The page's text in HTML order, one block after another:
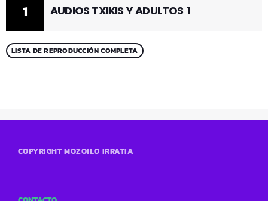
1 AUDIOS TXIKIS Y ADULTOS 1
LISTA DE REPRODUCCIÓN COMPLETA
COPYRIGHT MOZOILO IRRATIA